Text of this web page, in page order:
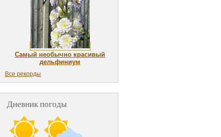
Самый необычно красивый
дельфиниум
Все рекорды
Дневник погоды